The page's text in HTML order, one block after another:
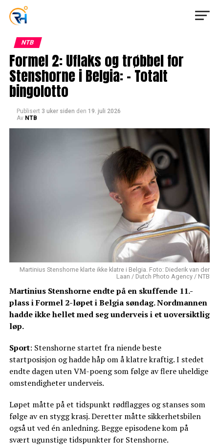
NTB
Formel 2: Uflaks og trøbbel for
Stenshorne i Belgia: – Totalt
bingolotto
Publisert 3 uker siden den 19. juli 2026
Av NTB
Martinius Stenshorne klarte ikke klatre i Belgia. Foto: Diederik van der
Laan / Dutch Photo Agency / NTB
Martinius Stenshorne endte på en skuffende 11.-
plass i Formel 2-løpet i Belgia søndag. Nordmannen
hadde ikke hellet med seg underveis i et uoversiktlig
løp.
Sport: Stenshorne startet fra niende beste
startposisjon og hadde håp om å klatre kraftig. I stedet
endte dagen uten VM-poeng som følge av flere uheldige
omstendigheter underveis.
Løpet måtte på et tidspunkt rødflagges og stanses som
følge av en stygg krasj. Deretter måtte sikkerhetsbilen
også ut ved én anledning. Begge episodene kom på
svært ugunstige tidspunkter for Stenshorne.